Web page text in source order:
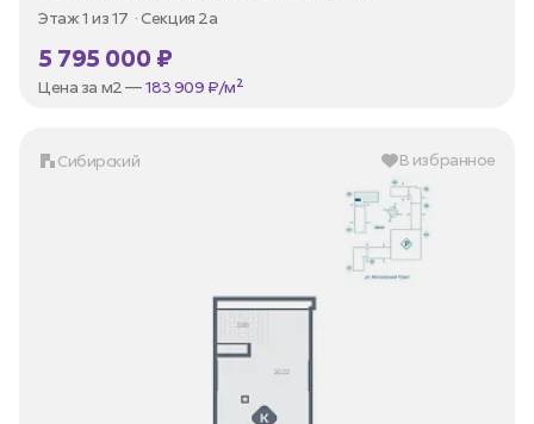
Этаж 1 из 17 Секция 2а
5 795 000 ₽
Цена за м2 —183 909 ₽/м²
Сибирский В избранное